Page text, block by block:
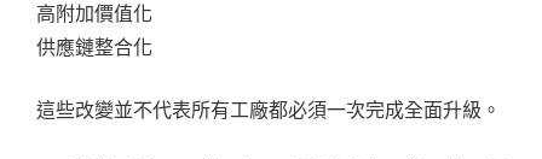
高附加價值化
供應鏈整合化
這些改變並不代表所有工廠都必須一次完成全面升級。